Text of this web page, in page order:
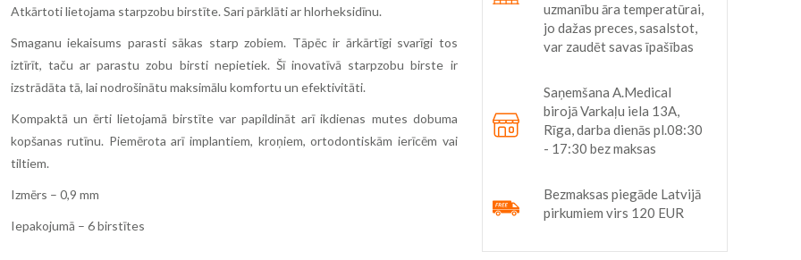
Atkārtoti lietojama starpzobu birstīte. Sari pārklāti ar hlorheksidīnu.
Smaganu iekaisums parasti sākas starp zobiem. Tāpēc ir ārkārtīgi svarīgi tos
iztīrīt, taču ar parastu zobu birsti nepietiek. Šī inovatīvā starpzobu birste ir
izstrādāta tā, lai nodrošinātu maksimālu komfortu un efektivitāti.
Kompaktā un ērti lietojamā birstīte var papildināt arī ikdienas mutes dobuma
kopšanas rutīnu. Piemērota arī implantiem, kroņiem, ortodontiskām ierīcēm vai
tiltiem.
Izmērs – 0,9 mm
Iepakojumā – 6 birstītes
uzmanību āra temperatūrai,
jo dažas preces, sasalstot,
var zaudēt savas īpašības
Saņemšana A.Medical
birojā Varkaļu iela 13A,
Rīga, darba dienās pl.08:30
- 17:30 bez maksas
Bezmaksas piegāde Latvijā
pirkumiem virs 120 EUR